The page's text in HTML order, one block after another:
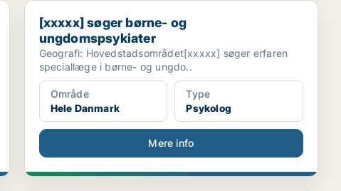
[xxxxx] søger børne- og ungdomspsykiater
[xxxxx] søger børne- og
ungdomspsykiater
Geografi: Hovedstadsområdet[xxxxx] søger erfaren
speciallæge i børne- og ungdo..
Område
Hele Danmark
Type
Psykolog
Mere info